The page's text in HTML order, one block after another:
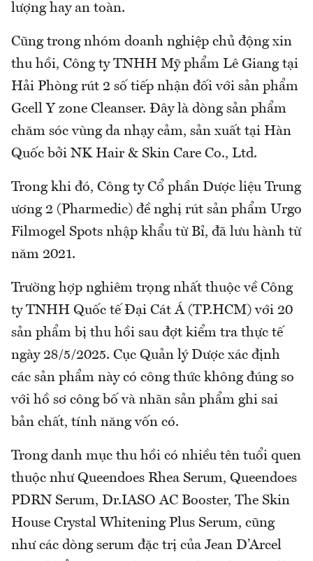
lượng hay an toàn.
Cũng trong nhóm doanh nghiệp chủ động xin
thu hồi, Công ty TNHH Mỹ phẩm Lê Giang tại
Hải Phòng rút 2 số tiếp nhận đối với sản phẩm
Gcell Y zone Cleanser. Đây là dòng sản phẩm
chăm sóc vùng da nhạy cảm, sản xuất tại Hàn
Quốc bởi NK Hair & Skin Care Co., Ltd.
Trong khi đó, Công ty Cổ phần Dược liệu Trung
ương 2 (Pharmedic) đề nghị rút sản phẩm Urgo
Filmogel Spots nhập khẩu từ Bỉ, đã lưu hành từ
năm 2021.
Trường hợp nghiêm trọng nhất thuộc về Công
ty TNHH Quốc tế Đại Cát Á (TP.HCM) với 20
sản phẩm bị thu hồi sau đợt kiểm tra thực tế
ngày 28/5/2025. Cục Quản lý Dược xác định
các sản phẩm này có công thức không đúng so
với hồ sơ công bố và nhãn sản phẩm ghi sai
bản chất, tính năng vốn có.
Trong danh mục thu hồi có nhiều tên tuổi quen
thuộc như Queendoes Rhea Serum, Queendoes
PDRN Serum, Dr.IASO AC Booster, The Skin
House Crystal Whitening Plus Serum, cũng
như các dòng serum đặc trị của Jean D’Arcel